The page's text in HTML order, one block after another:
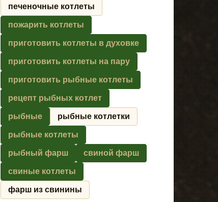
печеночные котлеты
пожарить котлеты
приготовить котлеты в духовке
приготовить котлеты на пару
приготовить рыбные котлеты
рецепт рыбных котлет
рыбные рыбные котлетки
рыбные котлеты
рыбный фарш свиной фарш
свиные котлеты
фарш из свинины